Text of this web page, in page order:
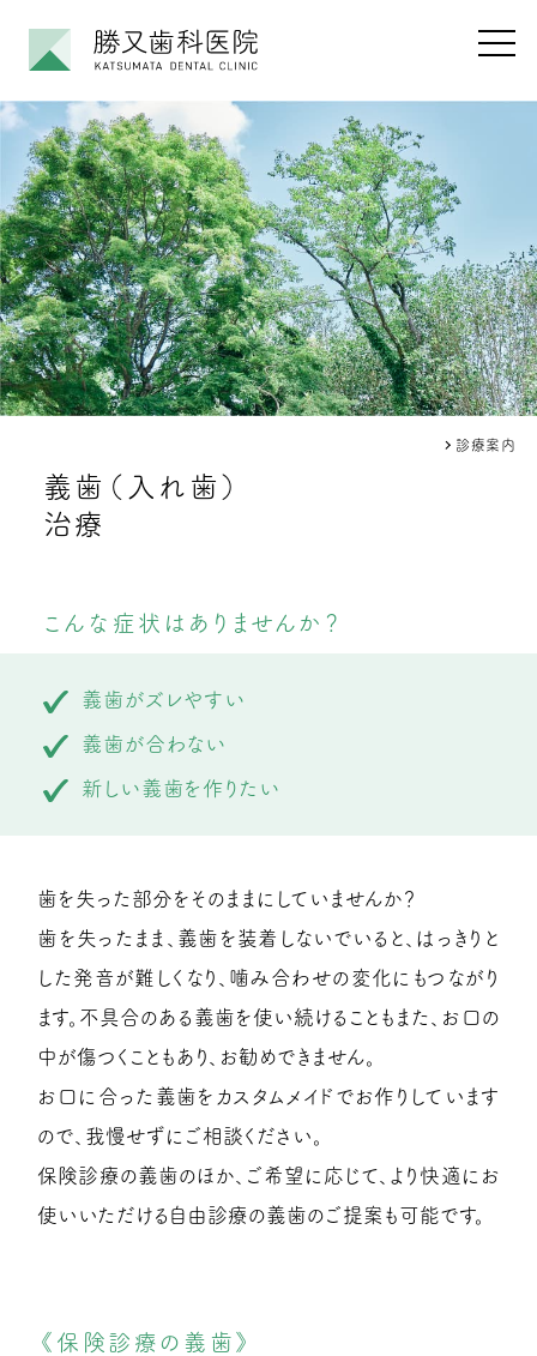
メニ
勝又歯科医院
義歯 （入れ歯）
治療
診療案内
こんな症状はありませんか？
義歯がズレやすい
義歯が合わない
新しい義歯を作りたい
歯を失った部分をそのままにしていませんか？
歯を失ったまま、義歯を装着しないでいると、 はっきりと
した発音が難しくなり、噛み合わせの変化にもつながり
ます。 不具合のある義歯を使い続けることもまた、お口の
中が傷つくこともあり、お勧めできません。
お口に合った義歯をカスタムメイドでお作りしています
ので、我慢せずにご相談ください。
保険診療の義歯のほか、ご希望に応じて、 より快適にお
使いいただける自由診療の義歯のご提案も可能です。
《保険診療の義歯》